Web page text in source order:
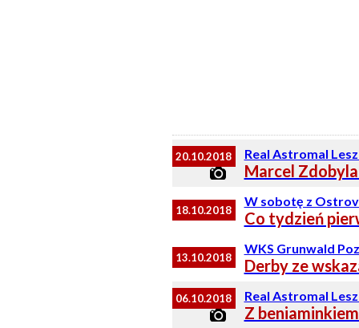
20.10.2018 Real Astromal
Marcel
18.10.2018
W sobotę z
Co tydzień
13.10.2018
WKS Grunwald
Derby ze
06.10.2018 Real Astromal
Z